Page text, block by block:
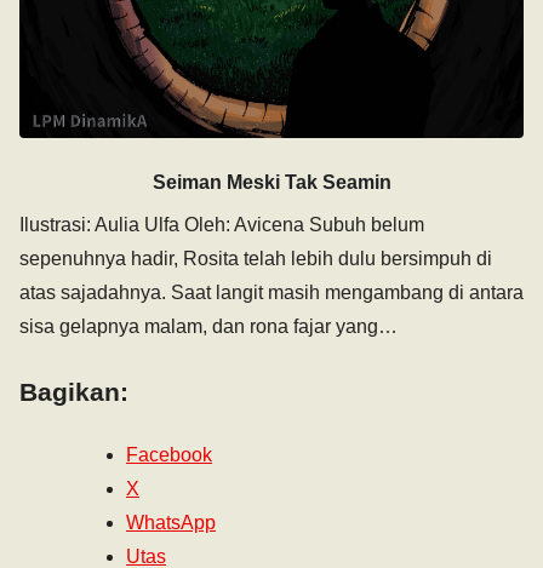
Seiman Meski Tak Seamin
Ilustrasi: Aulia Ulfa Oleh: Avicena Subuh belum
sepenuhnya hadir, Rosita telah lebih dulu bersimpuh di
atas sajadahnya. Saat langit masih mengambang di antara
sisa gelapnya malam, dan rona fajar yang…
Bagikan:
Facebook
X
WhatsApp
Utas